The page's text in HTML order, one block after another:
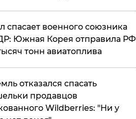
спасает военного союзника
Южная Корея отправила РФ
тонн авиатоплива
отказался спасать
продавцов
Wildberries: "Ни у